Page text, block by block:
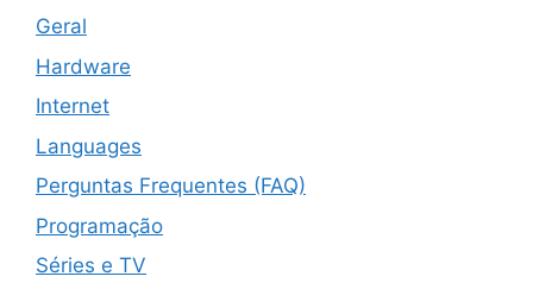
Geral
Hardware
Internet
Languages
Perguntas Frequentes (FAQ)
Programação
Séries e TV